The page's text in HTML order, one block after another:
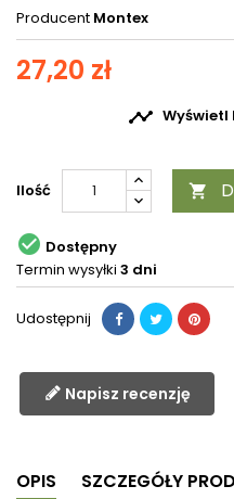
Producent Montex
27,20 zł

Ilość 
 Dostępny
Termin wysyłki 3 dni
Udostępnij
Napisz recenzję
OPIS
SZCZEGÓŁY